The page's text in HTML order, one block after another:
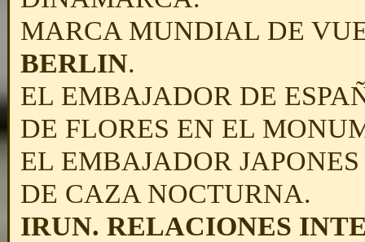
MARCA MUNDIAL DE
BERLIN.
EL EMBAJADOR DE
DE FLORES EN EL
EL EMBAJADOR
DE CAZA NOCTURNA.
IRUN. RELACIONES